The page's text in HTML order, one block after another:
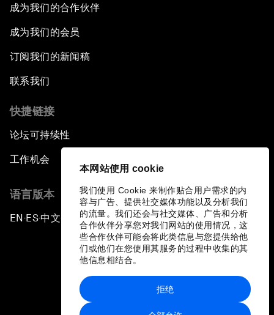
本网站使用 cookie
我们使用 Cookie 来制作贴合用户需求的内
容与广告、提供社交媒体功能以及分析我们
的流量。我们还会与社交媒体、广告和分析
合作伙伴分享您对我们网站的使用情况，这
些合作伙伴可能会将此类信息与您提供给他
们或他们在您使用其服务的过程中收集的其
他信息相结合。
拒绝
成为我们的合作伙伴
成为我们的会员
订阅我们的新闻稿
联系我们
快捷链接
论坛可持续性
工作机会
语言版本
EN ▪ES▪中文▪ 日本語